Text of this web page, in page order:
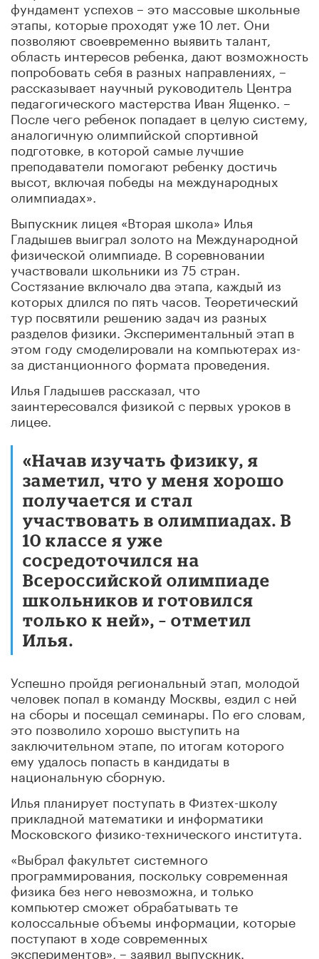
фундамент успехов – это массовые школьные
этапы, которые проходят уже 10 лет. Они
позволяют своевременно выявить талант,
область интересов ребенка, дают возможность
попробовать себя в разных направлениях, –
рассказывает научный руководитель Центра
педагогического мастерства Иван Ященко. –
После чего ребенок попадает в целую систему,
аналогичную олимпийской спортивной
подготовке, в которой самые лучшие
преподаватели помогают ребенку достичь
высот, включая победы на международных
олимпиадах».
Выпускник лицея «Вторая школа» Илья
Гладышев выиграл золото на Международной
физической олимпиаде. В соревновании
участвовали школьники из 75 стран.
Состязание включало два этапа, каждый из
которых длился по пять часов. Теоретический
тур посвятили решению задач из разных
разделов физики. Экспериментальный этап в
этом году смоделировали на компьютерах из-
за дистанционного формата проведения.
Илья Гладышев рассказал, что
заинтересовался физикой с первых уроков в
лицее.
«Начав изучать физику, я
заметил, что у меня хорошо
получается и стал
участвовать в олимпиадах. В
10 классе я уже
сосредоточился на
Всероссийской олимпиаде
школьников и готовился
только к ней», – отметил
Илья.
Успешно пройдя региональный этап, молодой
человек попал в команду Москвы, ездил с ней
на сборы и посещал семинары. По его словам,
это позволило хорошо выступить на
заключительном этапе, по итогам которого
ему удалось попасть в кандидаты в
национальную сборную.
Илья планирует поступать в Физтех-школу
прикладной математики и информатики
Московского физико-технического института.
«Выбрал факультет системного
программирования, поскольку современная
физика без него невозможна, и только
компьютер сможет обрабатывать те
колоссальные объемы информации, которые
поступают в ходе современных
экспериментов», – заявил выпускник.